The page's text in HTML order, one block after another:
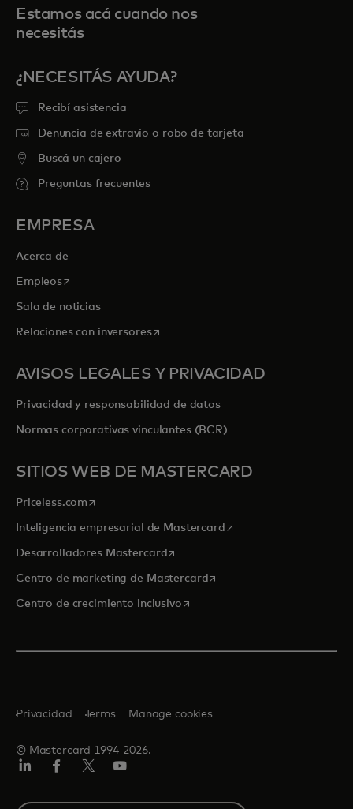
Estamos acá cuando nos
necesitás
¿NECESITÁS AYUDA?
Recibí asistencia
Denuncia de extravío o robo de tarjeta
Buscá un cajero
Preguntas frecuentes
EMPRESA
Acerca de
Empleosse abre en una pestaña nueva
Sala de noticias
Relaciones con inversoresse abre en una pestaña nueva
AVISOS LEGALES Y PRIVACIDAD
Privacidad y responsabilidad de datos
Normas corporativas vinculantes (BCR)
SITIOS WEB DE MASTERCARD
Priceless.com se abre en una pestaña nueva
Inteligencia empresarial de Mastercardse abre en una pestaña
Desarrolladores Mastercardse abre en una pestaña nueva
Centro de marketing de Mastercardse abre en una pestaña
Centro de crecimiento inclusivose abre en una pestaña nueva
© Mastercard 1994-2026.
Privacidad Terms Manage cookies